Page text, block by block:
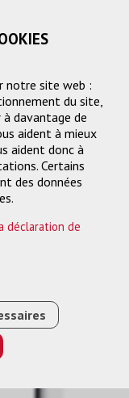
notre site web :
du site,
davantage de
aident à mieux
aident donc à
Certains
des données
déclaration de